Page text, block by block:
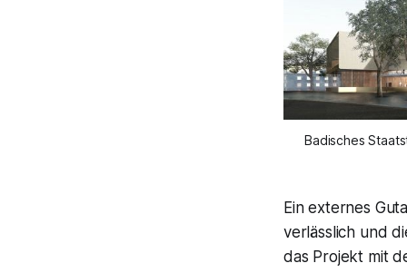
Badisches
Ein externes
verlässlich und
das Projekt mit